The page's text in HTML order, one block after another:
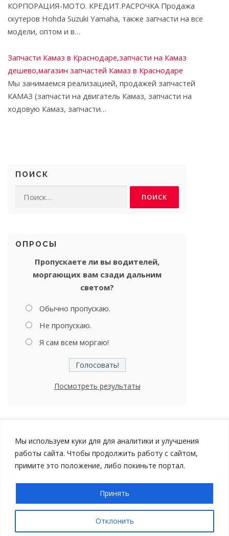
Мы используем куки для для аналитики и улучшения
работы сайта. Чтобы продолжить работу с сайтом,
примите это положение, либо покиньте портал.
Отклонить
Принять
КОРПОРАЦИЯ-МОТО. КРЕДИТ.РАСРОЧКА Продажа
скутеров Hohda Suzuki Yamaha, также запчасти на все
модели, оптом и в…
Запчасти Камаз в Краснодаре,запчасти на Камаз
дешево,магазин запчастей Камаз в Краснодаре
Мы занимаемся реализацией, продажей запчастей
КАМАЗ (запчасти на двигатель Камаз, запчасти на
ходовую Камаз, запчасти…
ПОИСК
ОПРОСЫ
Пропускаете ли вы водителей,
моргающих вам сзади дальним
светом?
Обычно пропускаю.
Не пропускаю.
Я сам всем моргаю!
Посмотреть результаты
Авторские права © 2026 Мой Автомобиль |Политика
конфиденциальности